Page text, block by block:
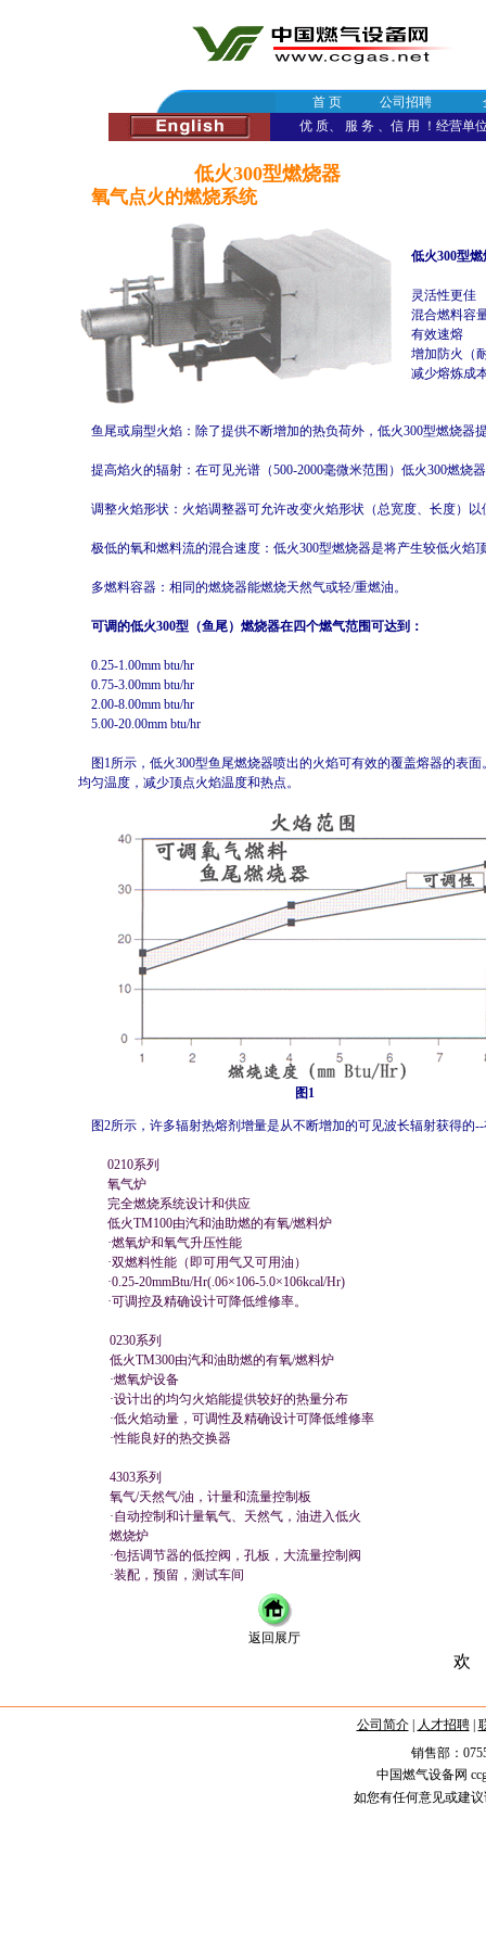
首 页 公司招聘
优 质、 服 务 、信 用 ！经营单
低火300型燃烧器
氧气点火的燃烧系统
低火300型
灵活性更佳
混合燃料容
有效速熔
增加防火（
减少熔炼成
鱼尾或扇型火焰：除了提供不断增加的热负荷外，低火300型燃烧器
提高焰火的辐射：在可见光谱（500-2000毫微米范围）低火300燃烧
调整火焰形状：火焰调整器可允许改变火焰形状（总宽度、长度）
极低的氧和燃料流的混合速度：低火300型燃烧器是将产生较低火焰
多燃料容器：相同的燃烧器能燃烧天然气或轻/重燃油。
可调的低火300型（鱼尾）燃烧器在四个燃气范围可达到：
0.25-1.00mm btu/hr
0.75-3.00mm btu/hr
2.00-8.00mm btu/hr
5.00-20.00mm btu/hr
图1所示，低火300型鱼尾燃烧器喷出的火焰可有效的覆盖熔器的表
均匀温度，减少顶点火焰温度和热点。
图1
图2所示，许多辐射热熔剂增量是从不断增加的可见波长辐射获得的
0210系列
氧气炉
完全燃烧系统设计和供应
低火TM100由汽和油助燃的有氧/燃料炉
·燃氧炉和氧气升压性能
·双燃料性能（即可用气又可用油）
·0.25-20mmBtu/Hr(.06×106-5.0×106kcal/Hr)
·可调控及精确设计可降低维修率。
0230系列
低火TM300由汽和油助燃的有氧/燃料炉
·燃氧炉设备
·设计出的均匀火焰能提供较好的热量分布
·低火焰动量，可调性及精确设计可降低维修率
·性能良好的热交换器
4303系列
氧气/天然气/油，计量和流量控制板
·自动控制和计量氧气、天然气，油进入低火
燃烧炉
·包括调节器的低控阀，孔板，大流量控制阀
·装配，预留，测试车间
返回展厅
欢
公司简介| 人才招聘|
销售部：
中国燃气设备网
如您有任何意见或建